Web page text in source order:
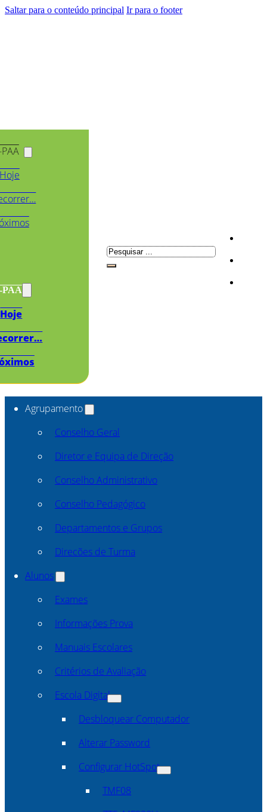
Saltar para o conteúdo principal Ir para o footer
PAA
Hoje
Pesquisar
Agrupamento
Conselho Geral
Diretor e Equipa de Direção
Conselho Administrativo
Conselho Pedagógico
Departamentos e Grupos
Direcões de Turma
Alunos
Exames
Informações Prova
Manuais Escolares
Critérios de Avaliação
Escola Digital
Desbloquear Computador
Alterar Password
Configurar HotSpot
TMF08